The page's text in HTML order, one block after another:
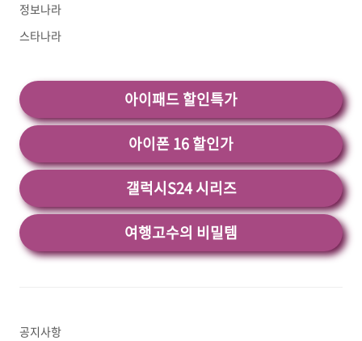
정보나라
스타나라
아이패드 할인특가
아이폰 16 할인가
갤럭시S24 시리즈
여행고수의 비밀템
공지사항